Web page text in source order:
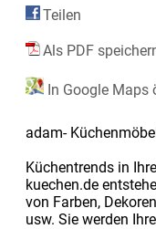
Teilen
Als PDF
In Google Maps
adam-
Küchentrends in
kuechen.de
von Farben,
usw. Sie werden